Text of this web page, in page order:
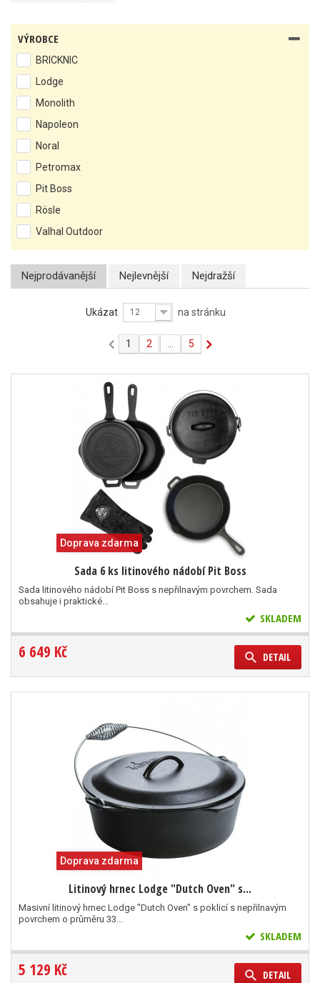
VÝROBCE
BRICKNIC
Lodge
Monolith
Napoleon
Noral
Petromax
Pit Boss
Rösle
Valhal Outdoor
Nejprodávanější Nejlevnější Nejdražší
Ukázat 12 na stránku
1 2 5
Doprava zdarma
Sada 6 ks litinového nádobí Pit Boss
Sada litinového nádobí Pit Boss s nepřilnavým povrchem. Sada
obsahuje i praktické...
SKLADEM
6 649 Kč DETAIL
Doprava zdarma
Litinový hrnec Lodge "Dutch Oven" s...
Masivní litinový hrnec Lodge "Dutch Oven" s poklicí s nepřilnavým
povrchem o průměru 33...
SKLADEM
5 129 Kč DETAIL